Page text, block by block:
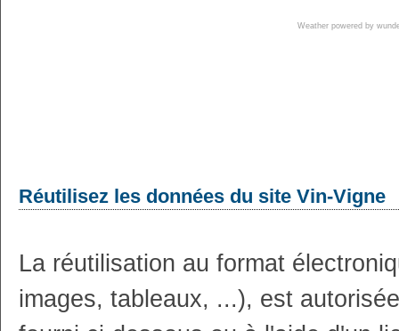
Weather powered by
Réutilisez les données du site Vin-Vigne
La réutilisation au format
images, tableaux, ...), est